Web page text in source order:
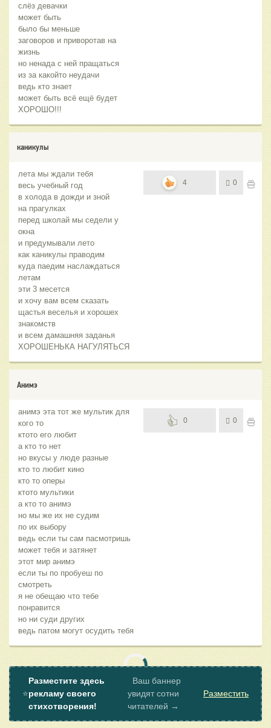
слёз девачки
может быть
было бы меньше
заговоров и приворотав на
жизнь
но ненада с ней пращаться
из за какойто неудачи
ведь кто знает
может быть всё ещё будет
ХОРОШО!!!
каникулы
лета мы ждали тебя
весь учебный год
в холода в дожди и зной
на прагулках
перед школай мы седели у
окна
и предумывали лето
как каникулы праводим
куда паедим наслаждаться
летам
эти 3 месется
и хочу вам всем сказать
щастья веселья и хорошех
знакомств
и всем дамашняя заданья
ХОРОШЕНЬКА НАГУЛЯТЬСЯ
4 0
Анимэ
анимэ эта тот же мультик для
кого то
ктото его любит
а кто то нет
но вкусы у люде разные
кто то любит кино
кто то оперы
ктото мультики
а кто то анимэ
но мы же их не судим
по их выбору
ведь если ты сам пасмотришь
может тебя и затянет
этот мир анимэ
если ты по пробуеш по
смотреть
я не обещаю что тебе
понравится
но ни суди других
ведь патом могут осудить тебя
0 0
⭐
Разместите здесь
рекламу своего
стихотворения!
Ваш баннер
увидят сотни
читателей →
Разместить